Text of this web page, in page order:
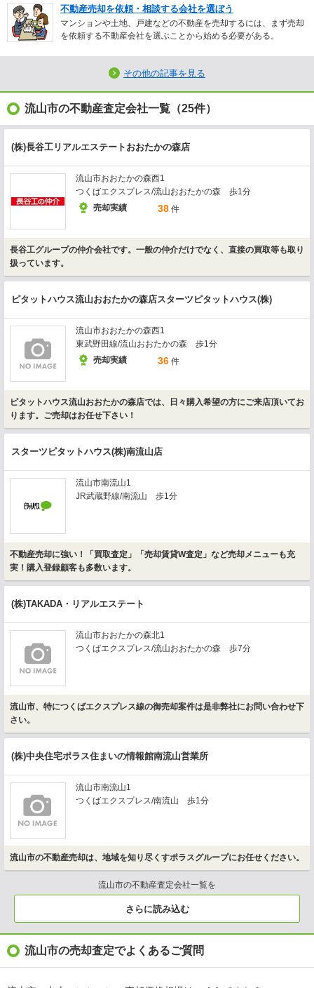
不動産売却を依頼・相談する会社を選ぼう
マンションや土地、戸建などの不動産を売却するには、まず売却
を依頼する不動産会社を選ぶことから始める必要がある。
その他の記事を見る
流山市の不動産査定会社一覧（25件）
(株)長谷工リアルエステートおおたかの森店
流山市おおたかの森西1
つくばエクスプレス/流山おおたかの森 歩1分
売却実績
38 件
長谷工グループの仲介会社です。一般の仲介だけでなく、直接の買取等も取り
扱っています。
ピタットハウス流山おおたかの森店スターツピタットハウス(株)
流山市おおたかの森西1
東武野田線/流山おおたかの森 歩1分
売却実績
36 件
ピタットハウス流山おおたかの森店では、日々購入希望の方にご来店頂いてお
ります。ご売却はお任せ下さい！
スターツピタットハウス(株)南流山店
流山市南流山1
JR武蔵野線/南流山 歩1分
不動産売却に強い！「買取査定」「売却賃貸W査定」など売却メニューも充
実！購入登録顧客も多数います。
(株)TAKADA・リアルエステート
流山市おおたかの森北1
つくばエクスプレス/流山おおたかの森 歩7分
流山市、特につくばエクスプレス線の御売却案件は是非弊社にお問い合わせ下
さい。
(株)中央住宅ポラス住まいの情報館南流山営業所
流山市南流山1
つくばエクスプレス/南流山 歩1分
流山市の不動産売却は、地域を知り尽くすポラスグループにお任せください。
流山市の不動産査定会社一覧を
さらに読み込む
流山市の売却査定でよくあるご質問